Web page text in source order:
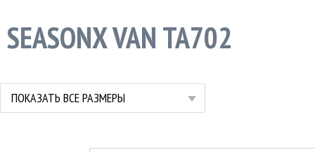
SEASONX VAN TA702
ПОКАЗАТЬ ВСЕ РАЗМЕРЫ